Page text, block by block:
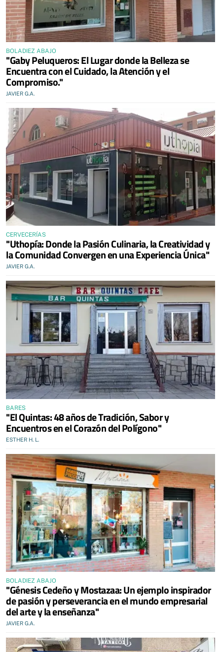
BOLADIEZ ABAJO
"Gaby Peluqueros: El Lugar donde la Belleza se
Encuentra con el Cuidado, la Atención y el
Compromiso."
JAVIER G.A.
CERVECERÍAS
"Uthopía: Donde la Pasión Culinaria, la Creatividad y
la Comunidad Convergen en una Experiencia Única"
JAVIER G.A.
BARES
"El Quintas: 48 años de Tradición, Sabor y
Encuentros en el Corazón del Polígono"
ESTHER H. L.
BOLADIEZ ABAJO
"Génesis Cedeño y Mostazaa: Un ejemplo inspirador
de pasión y perseverancia en el mundo empresarial
del arte y la enseñanza"
JAVIER G.A.